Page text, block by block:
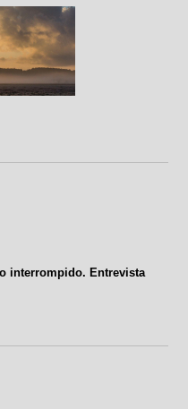
interrompido. Entrevista